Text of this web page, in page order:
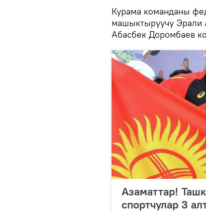
Курама команданы
машыктыруучу Эрали
Абасбек Доромбаев
Азаматтар!
спортчулар 3